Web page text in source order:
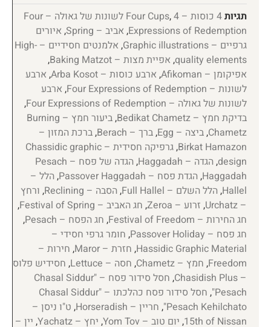
תגיות4 כוסות – Four Cups ,
4 לשונות של גאולה – Four
Expressions of Redemption
, אביב – Spring , איורים
גרפיים – Graphic illustrations
,
אלמנטים חסידיים – High-
quality elements
, אפיית מצות – Baking Matzot
,
אפיקומן – Afikoman
, ארבע כוסות – Arba Kosot , ארבע
לשונות – Four Expressions of Redemption
, ארבע
לשונות של גאולה – Four Expressions of Redemption
,
בדיקת חמץ – Bedikat Chametz
,
ביעור חמץ – Burning
Chametz
,ביצה – Egg ,ברך – Berach ,ברכת המזון –
Birkat Hamazon
,
גרפיקה חסידית – Chassidic graphic
design
,הגדה – Haggadah ,
הגדה של פסח – Pesach
Haggadah
,הגדת פסח – Passover Haggadah ,הלל –
Hallel
,הלל השלם – Full Hallel ,הסבה – Reclining , ורחץ
– Urchatz
, זרוע – Zeroa , חג האביב – Festival of Spring
,
חג החירות – Festival of Freedom
, חג הפסח – Pesach
,
חג פסח – Passover Holiday
, חומר גרפי חסידי –
Hassidic Graphic Material
, חזרת – Maror , חירות –
Freedom
, חמץ – Chametz , חסה – Lettuce , חסידיש פלוס
– Chasidish Plus
,
חסל סידור פסח – "Chasal Siddur
Pesach"
,
חסל סידור פסח כהלכתו – "Chasal Siddur
Pesach Kehilchato"
, חריין – Horseradish , ט"ו ניסן –
15th of Nissan
, יום טוב – Yom Tov , יחץ – Yachatz , יין –